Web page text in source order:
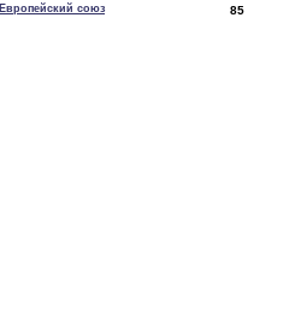
Европейский союз 85